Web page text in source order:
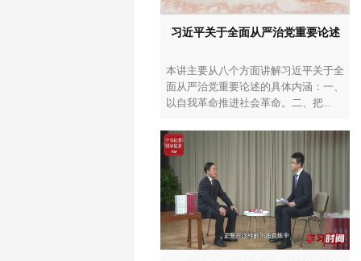
习近平关于全面从严治党重要论述
本讲主要从八个方面讲解习近平关于全
面从严治党重要论述的具体内涵：一、
以自我革命推进社会革命。二、把...